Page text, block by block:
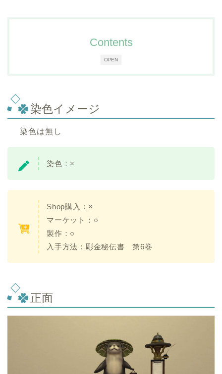
OPEN
Contents
染色イメージ
染色は無し
染色： ×
Shop購入：×
マーケット：○
製作：○
入手方法： 彫金秘伝書 第6巻
正面